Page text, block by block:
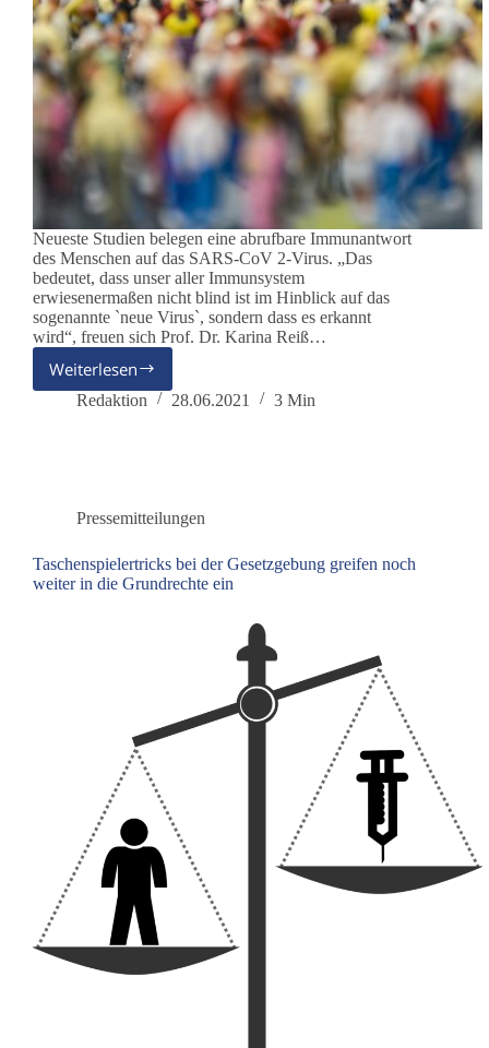
Neueste Studien belegen eine abrufbare Immunantwort
des Menschen auf das SARS-CoV 2-Virus. „Das
bedeutet, dass unser aller Immunsystem
erwiesenermaßen nicht blind ist im Hinblick auf das
sogenannte `neue Virus`, sondern dass es erkannt
wird“, freuen sich Prof. Dr. Karina Reiß…
WeiterlesenHerdenimmunität
wird
Redaktion 28.06.2021 3 Min
Pressemitteilungen
Taschenspielertricks bei der Gesetzgebung greifen noch
weiter in die Grundrechte ein